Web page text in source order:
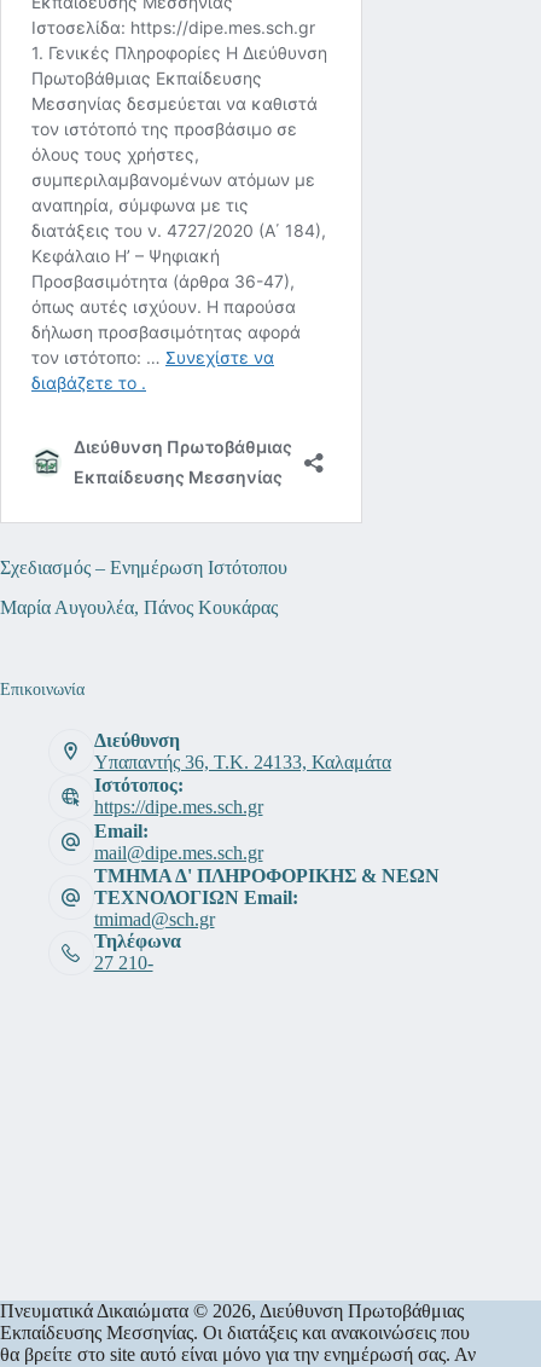
Σχεδιασμός – Ενημέρωση Ιστότοπου
Μαρία Αυγουλέα, Πάνος Κουκάρας
Επικοινωνία
Διεύθυνση
Υπαπαντής 36, Τ.Κ. 24133, Καλαμάτα
Ιστότοπος:
https://dipe.mes.sch.gr
Email:
mail@dipe.mes.sch.gr
ΤΜΗΜΑ Δ' ΠΛΗΡΟΦΟΡΙΚΗΣ & ΝΕΩΝ
ΤΕΧΝΟΛΟΓΙΩΝ Email:
tmimad@sch.gr
Τηλέφωνα
27 210-
Πνευματικά Δικαιώματα © 2026, Διεύθυνση Πρωτοβάθμιας
Εκπαίδευσης Μεσσηνίας. Οι διατάξεις και ανακοινώσεις που
θα βρείτε στο site αυτό είναι μόνο για την ενημέρωσή σας. Αν